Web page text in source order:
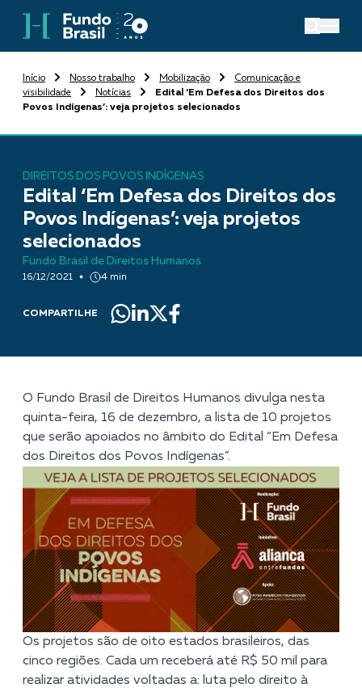
Início Nosso trabalho Mobilização
Comunicação e
visibilidade
Notícias
Edital ‘Em Defesa dos Direitos dos
Povos Indígenas’: veja projetos selecionados
DIREITOS DOS POVOS INDÍGENAS
Edital ‘Em Defesa dos Direitos dos
Povos Indígenas’: veja projetos
selecionados
Fundo Brasil de Direitos Humanos
16/12/2021 4 min
COMPARTILHE
O Fundo Brasil de Direitos Humanos divulga nesta
quinta-feira, 16 de dezembro, a lista de 10 projetos
que serão apoiados no âmbito do Edital “Em Defesa
dos Direitos dos Povos Indígenas”.
Os projetos são de oito estados brasileiros, das
cinco regiões. Cada um receberá até R$ 50 mil para
realizar atividades voltadas a: luta pelo direito à